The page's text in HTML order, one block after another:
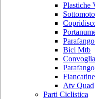
Plastiche
Bici Mtb
Atv Quad
Parti Ciclistica